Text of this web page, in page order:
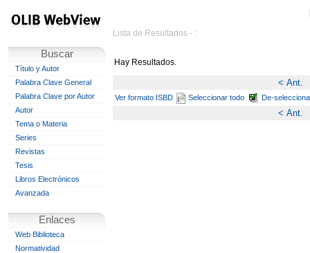
Buscar
Título y Autor
Palabra Clave General
Palabra Clave por Autor
Autor
Tema o Materia
Series
Revistas
Tesis
Libros Electrónicos
Avanzada
Enlaces
Web Biblioteca
Normatividad
Lista de Resultados - :
Hay Resultados.
< Ant.
Ver formato ISBD Seleccionar todo De-
< Ant.